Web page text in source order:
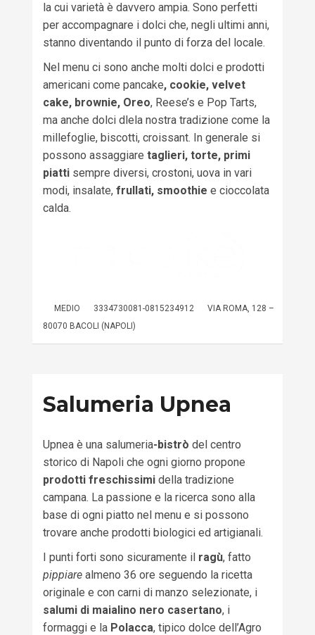
la cui varietà è davvero ampia. Sono perfetti
per accompagnare i dolci che, negli ultimi anni,
stanno diventando il punto di forza del locale.
Nel menu ci sono anche molti dolci e prodotti
americani come pancake, cookie, velvet
cake, brownie, Oreo, Reese’s e Pop Tarts,
ma anche dolci dlela nostra tradizione come la
millefoglie, biscotti, croissant. In generale si
possono assaggiare taglieri, torte, primi
piattisempre diversi, crostoni, uova in vari
modi, insalate, frullati, smoothie e cioccolata
calda.
MEDIO 3334730081-0815234912
VIA ROMA, 128 –
80070 BACOLI (NAPOLI)
Salumeria Upnea
Upnea è una salumeria-bistrò del centro
storico di Napoli che ogni giorno propone
prodotti freschissimidella tradizione
campana. La passione e la ricerca sono alla
base di ogni piatto nel menu e si possono
trovare anche prodotti biologici ed artigianali.
I punti forti sono sicuramente il ragù, fatto
pippiarealmeno 36 ore seguendo la ricetta
originale e con carni di manzo selezionate, i
salumi di maialino nero casertano, i
formaggi e la Polacca, tipico dolce dell’Agro